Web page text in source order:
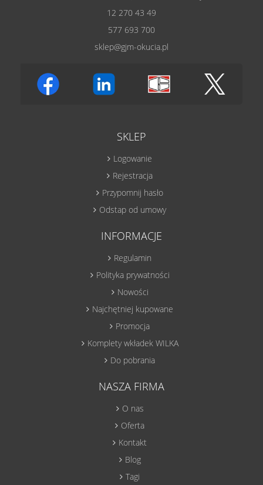
12 270 43 49
577 693 700
sklep@gjm-okucia.pl
SKLEP
Logowanie
Rejestracja
Przypomnij hasło
Odstap od umowy
INFORMACJE
Regulamin
Polityka prywatności
Nowości
Najchętniej kupowane
Promocja
Komplety wkładek WILKA
Do pobrania
NASZA FIRMA
O nas
Oferta
Kontakt
Blog
Tagi